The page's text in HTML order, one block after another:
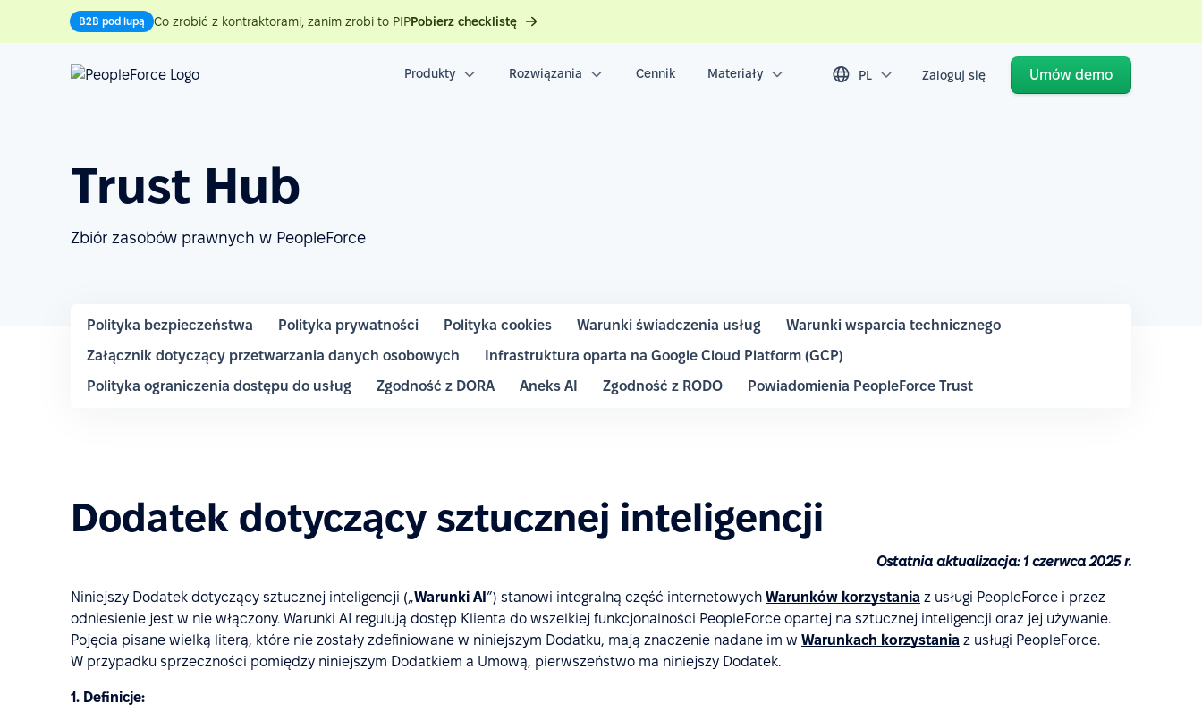
B2B pod lupą Co zrobić z kontraktorami, zanim zrobi to PIPPobierz checklistę
Produkty Rozwiązania Cennik Materiały PL Zaloguj się Umów demo
Trust Hub
Zbiór zasobów prawnych w PeopleForce
Polityka bezpieczeństwa Polityka prywatności Polityka cookies Warunki świadczenia usług
Warunki wsparcia technicznego
Załącznik dotyczący przetwarzania danych osobowych
Infrastruktura oparta na Google Cloud Platform (GCP)
Polityka ograniczenia dostępu do usług
Zgodność z DORA Aneks AI Zgodność z RODO Powiadomienia PeopleForce Trust
Dodatek dotyczący sztucznej inteligencji
Ostatnia aktualizacja: 1 czerwca 2025 r.
Niniejszy Dodatek dotyczący sztucznej inteligencji („Warunki AI ”) stanowi integralną część internetowych Warunków korzystania z usługi PeopleForce i przez
odniesienie jest w nie włączony. Warunki AI regulują dostęp Klienta do wszelkiej funkcjonalności PeopleForce opartej na sztucznej inteligencji oraz jej używanie.
Pojęcia pisane wielką literą, które nie zostały zdefiniowane w niniejszym Dodatku, mają znaczenie nadane im w Warunkach korzystania z usługi PeopleForce.
W przypadku sprzeczności pomiędzy niniejszym Dodatkiem a Umową, pierwszeństwo ma niniejszy Dodatek.
1. Definicje: